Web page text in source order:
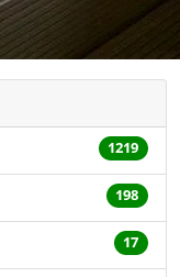
1219
198
17